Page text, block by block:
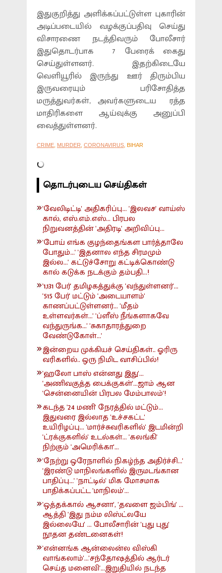
இதுகுறித்து அளிக்கப்பட்டுள்ள புகாரின்
அடிப்படையில் வழக்குப்பதிவு செய்து
விசாரணை நடத்திவரும் போலீசார்
இதுதொடர்பாக 7 பேரைக் கைது
செய்துள்ளனர். இதற்கிடையே
வெளியூரில் இருந்து ஊர் திரும்பிய
இருவரையும் பரிசோதித்த
மருத்துவர்கள், அவர்களுடைய ரத்த
மாதிரிகளை ஆய்வுக்கு அனுப்பி
வைத்துள்ளனர்.
CRIME, MURDER, CORONAVIRUS, BIHAR
தொடர்புடைய செய்திகள்
'வேலிடிட்டி' அதிகரிப்பு... 'இலவச' வாய்ஸ்
கால், எஸ்.எம்.எஸ்... பிரபல
நிறுவனத்தின் 'அதிரடி' அறிவிப்பு...
'போய் எங்க குழந்தைங்கள பார்த்தாலே
போதும்...' 'இதனால எந்த சிரமமும்
இல்ல...' கட்டுச்சோறு கட்டிக்கொண்டு
கால் கடுக்க நடக்கும் தம்பதி...!
'1,131 பேர்' தமிழகத்துக்கு 'வந்துள்ளனர்'...
'515 பேர்' மட்டும் 'அடையாளம்'
காணப்பட்டுள்ளனர்... 'மீதம்
உள்ளவர்கள்...' 'ப்ளீஸ் நீங்களாகவே
வந்துருங்க...' 'சுகாதாரத்துறை
வேண்டுகோள்...'
இன்றைய முக்கியச் செய்திகள்.. ஓரிரு
வரிகளில்.. ஒரு நிமிட வாசிப்பில்!
'ஹலோ பாஸ் என்னது இது'...
'அணிவகுத்த பைக்குகள்'...ஜாம் ஆன
'சென்னையின் பிரபல மேம்பாலம்'!
கடந்த '24 மணி' நேரத்தில் மட்டும்...
இதுவரை இல்லாத 'உச்சகட்ட'
உயிரிழப்பு... 'மார்ச்சுவரிகளில்' இடமின்றி
'ட்ரக்குகளில்' உடல்கள்... 'கலங்கி'
நிற்கும் 'அமெரிக்கா'...
'நேற்று ஒரேநாளில் நிகழ்ந்த அதிர்ச்சி...'
'இரண்டு மாநிலங்களில் இருமடங்கான
பாதிப்பு...' 'நாட்டில்' மிக மோசமாக
பாதிக்கப்பட்ட 'மாநிலம்'...
'ஒத்தக்கால் ஆசனா', 'தவளை ஜம்பிங்' ...
ஆத்தி 'இது நம்ம லிஸ்ட்லயே
இல்லையே' ... போலீசாரின் 'புது புது'
நூதன தண்டனைகள்!
'என்னங்க ஆன்லைன்ல விஸ்கி
வாங்கலாம்'...'சந்தோஷத்தில் ஆர்டர்
செய்த மனைவி'...இறுதியில் நடந்த